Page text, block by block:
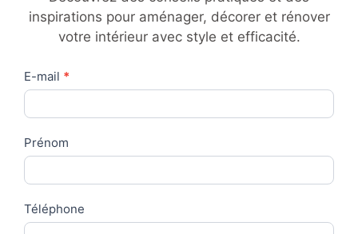
inspirations pour aménager, décorer et rénover
votre intérieur avec style et efficacité.
Contact
Us
E-mail *
Prénom
Téléphone